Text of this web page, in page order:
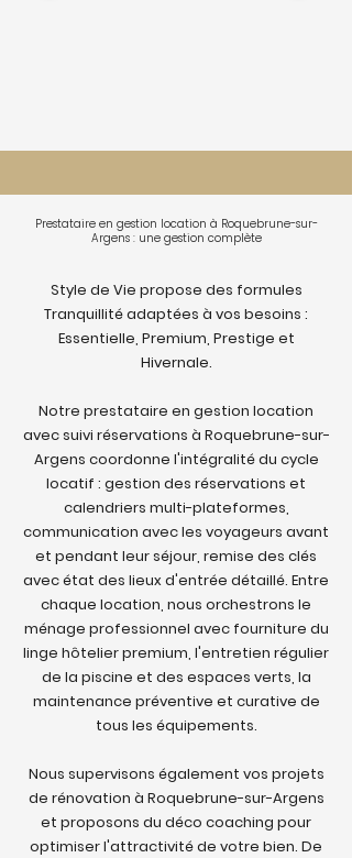
Prestataire en gestion location à Roquebrune-sur-
Argens : une gestion complète
Style de Vie propose des formules
Tranquillité adaptées à vos besoins :
Essentielle, Premium, Prestige et
Hivernale.
Notre prestataire en gestion location
avec suivi réservations à Roquebrune-sur-
Argens coordonne l'intégralité du cycle
locatif : gestion des réservations et
calendriers multi-plateformes,
communication avec les voyageurs avant
et pendant leur séjour, remise des clés
avec état des lieux d'entrée détaillé. Entre
chaque location, nous orchestrons le
ménage professionnel avec fourniture du
linge hôtelier premium, l'entretien régulier
de la piscine et des espaces verts, la
maintenance préventive et curative de
tous les équipements.
Nous supervisons également vos projets
de rénovation à Roquebrune-sur-Argens
et proposons du déco coaching pour
optimiser l'attractivité de votre bien. De